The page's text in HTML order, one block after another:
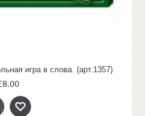
игра в слова. (арт.1357)